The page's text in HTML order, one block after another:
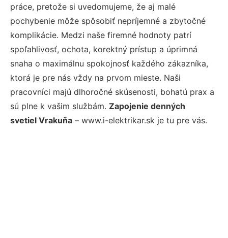
práce, pretože si uvedomujeme, že aj malé
pochybenie môže spôsobiť nepríjemné a zbytočné
komplikácie. Medzi naše firemné hodnoty patrí
spoľahlivosť, ochota, korektný prístup a úprimná
snaha o maximálnu spokojnosť každého zákazníka,
ktorá je pre nás vždy na prvom mieste. Naši
pracovníci majú dlhoročné skúsenosti, bohatú prax a
sú plne k vašim službám. Zapojenie denných
svetiel Vrakuňa – www.i-elektrikar.sk je tu pre vás.